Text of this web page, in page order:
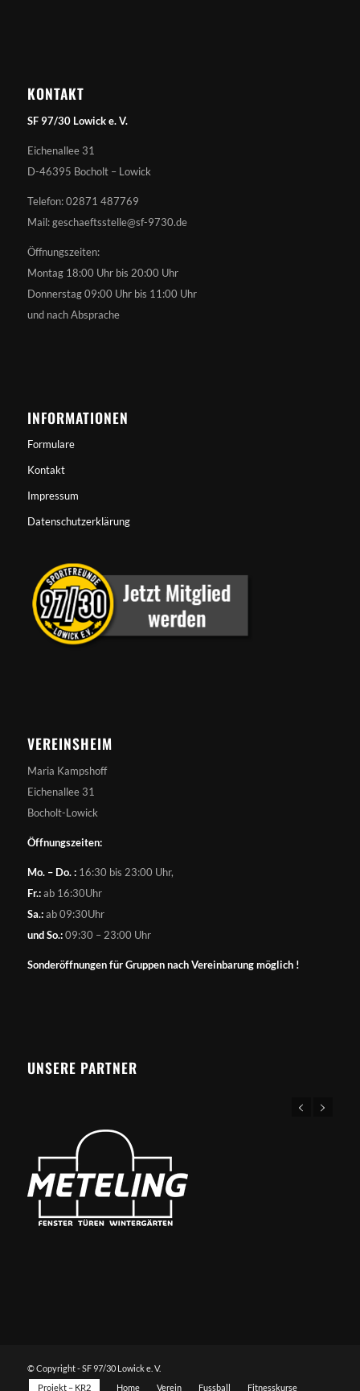
KONTAKT
SF 97/30 Lowick e. V.
Eichenallee 31
D-46395 Bocholt – Lowick
Telefon: 02871 487769
Mail: geschaeftsstelle@sf-9730.de
Öffnungszeiten:
Montag 18:00 Uhr bis 20:00 Uhr
Donnerstag 09:00 Uhr bis 11:00 Uhr
und nach Absprache
INFORMATIONEN
Formulare
Kontakt
Impressum
Datenschutzerklärung
VEREINSHEIM
Maria Kampshoff
Eichenallee 31
Bocholt-Lowick
Öffnungszeiten:
Mo. – Do. :16:30 bis 23:00 Uhr,
Fr.:ab 16:30Uhr
Sa.:ab 09:30Uhr
und So.:09:30 – 23:00 Uhr
Sonderöffnungen für Gruppen nach Vereinbarung möglich !
UNSERE PARTNER
© Copyright - SF 97/30 Lowick e. V.
Projekt – KR2
Home Verein Fussball Fitnesskurse